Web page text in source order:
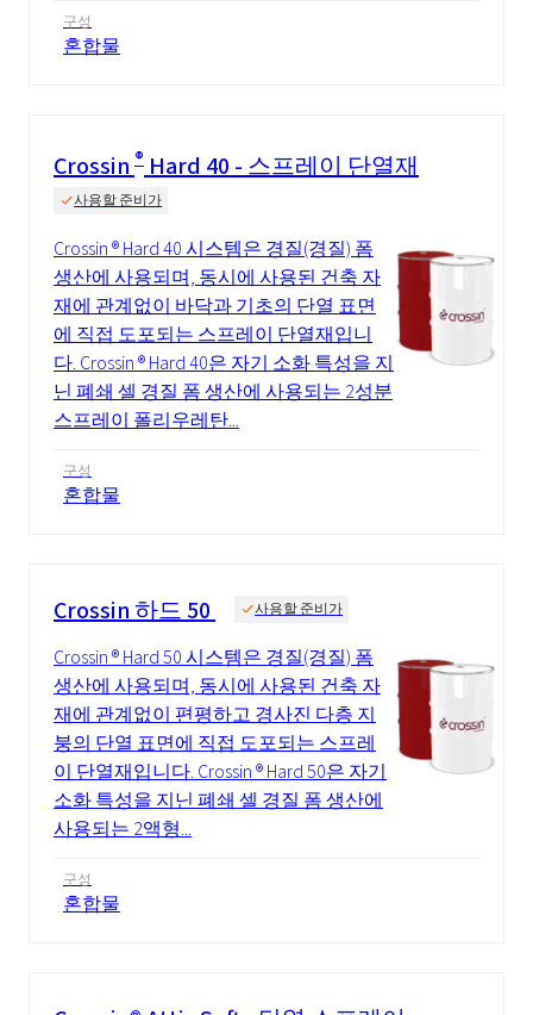
구성
혼합물
Crossin ® Hard 40 - 스프레이 단열재
사용할 준비가
Crossin ® Hard 40 시스템은 경질(경질) 폼
생산에 사용되며, 동시에 사용된 건축 자
재에 관계없이 바닥과 기초의 단열 표면
에 직접 도포되는 스프레이 단열재입니
다. Crossin ® Hard 40은 자기 소화 특성을 지
닌 폐쇄 셀 경질 폼 생산에 사용되는 2성분
스프레이 폴리우레탄...
구성
혼합물
Crossin 하드 50 사용할 준비가
Crossin ® Hard 50 시스템은 경질(경질) 폼
생산에 사용되며, 동시에 사용된 건축 자
재에 관계없이 편평하고 경사진 다층 지
붕의 단열 표면에 직접 도포되는 스프레
이 단열재입니다. Crossin ® Hard 50은 자기
소화 특성을 지닌 폐쇄 셀 경질 폼 생산에
사용되는 2액형...
구성
혼합물